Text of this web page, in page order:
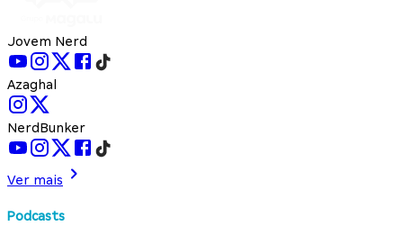
Jovem Nerd
Azaghal
NerdBunker
Ver mais
Podcasts